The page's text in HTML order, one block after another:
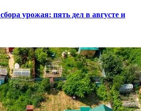
урожая: пять дел в августе и